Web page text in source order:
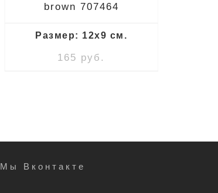
brown 707464
Размер: 12x9 см.
165 руб.
Мы Вконтакте